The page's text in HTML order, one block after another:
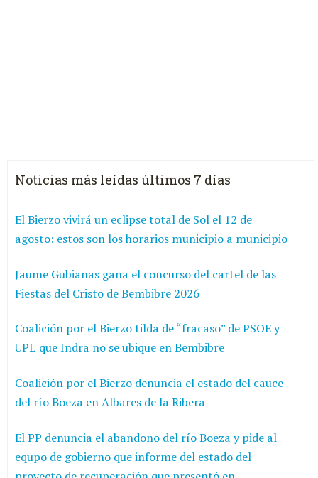
Noticias más leídas últimos 7 días
El Bierzo vivirá un eclipse total de Sol el 12 de
agosto: estos son los horarios municipio a municipio
Jaume Gubianas gana el concurso del cartel de las
Fiestas del Cristo de Bembibre 2026
Coalición por el Bierzo tilda de “fracaso” de PSOE y
UPL que Indra no se ubique en Bembibre
Coalición por el Bierzo denuncia el estado del cauce
del río Boeza en Albares de la Ribera
El PP denuncia el abandono del río Boeza y pide al
equpo de gobierno que informe del estado del